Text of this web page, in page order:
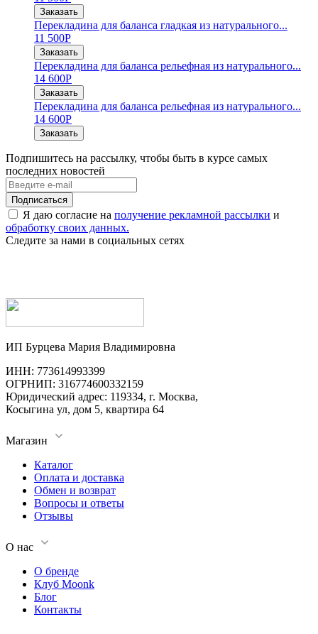
Заказать
Перекладина для баланса гладкая из натурального...
11 500Р
Заказать
Перекладина для баланса рельефная из натурального...
14 600Р
Заказать
Перекладина для баланса рельефная из натурального...
14 600Р
Заказать
Подпишитесь на рассылку, чтобы быть в курсе самых
последних новостей
Я даю согласие на получение рекламной рассылки и
обработку своих данных.
Следите за нами в социальных сетях
ИП Бурцева Мария Владимировна
ИНН: 773614993399
ОГРНИП: 316774600332159
Юридический адрес: 119334, г. Москва,
Косыгина ул, дом 5, квартира 64
Магазин
Каталог
Оплата и доставка
Обмен и возврат
Вопросы и ответы
Отзывы
О нас
О бренде
Клуб Moonk
Блог
Контакты